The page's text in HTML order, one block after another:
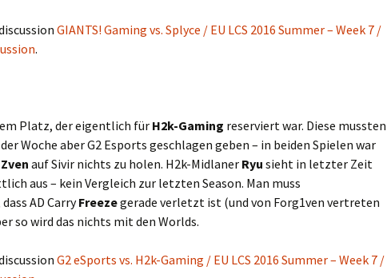
GIANTS! Gaming vs. Splyce / EU LCS 2016 Summer – Week 7 /
.
Platz, der eigentlich für H2k-Gaming reserviert war. Diese mussten
Woche aber G2 Esports geschlagen geben – in beiden Spielen war
Zven auf Sivir nichts zu holen. H2k-Midlaner Ryu sieht in letzter Zeit
aus – kein Vergleich zur letzten Season. Man muss
AD CarryFreezegerade verletzt ist (und von Forg1ven vertreten
so wird das nichts mit den Worlds.
G2 eSports vs. H2k-Gaming / EU LCS 2016 Summer – Week 7 /